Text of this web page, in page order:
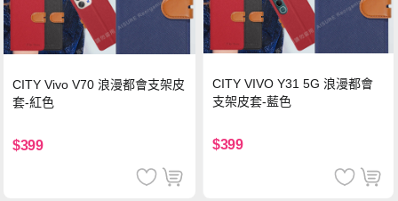
CITY Vivo V70 浪漫都會支架皮
套-紅色
$399
CITY VIVO Y31 5G 浪漫都會
支架皮套-藍色
$399